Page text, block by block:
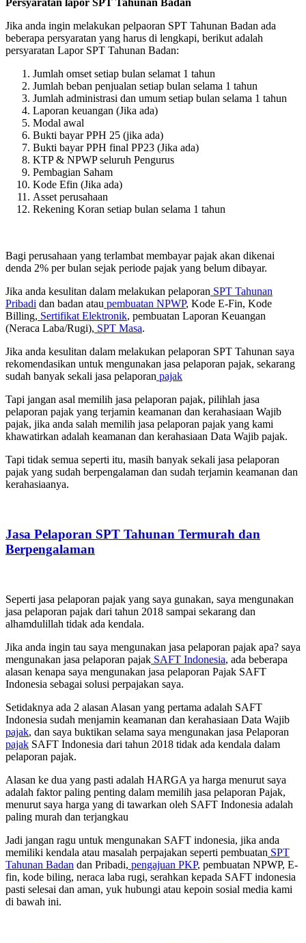
Persyaratan lapor SPT Tahunan Badan
Jika anda ingin melakukan pelpaoran SPT Tahunan Badan ada
beberapa persyaratan yang harus di lengkapi, berikut adalah
persyaratan Lapor SPT Tahunan Badan:
Jumlah omset setiap bulan selamat 1 tahun
Jumlah beban penjualan setiap bulan selama 1 tahun
Jumlah administrasi dan umum setiap bulan selama 1 tahun
Laporan keuangan (Jika ada)
Modal awal
Bukti bayar PPH 25 (jika ada)
Bukti bayar PPH final PP23 (Jika ada)
KTP & NPWP seluruh Pengurus
Pembagian Saham
Kode Efin (Jika ada)
Asset perusahaan
Rekening Koran setiap bulan selama 1 tahun
Bagi perusahaan yang terlambat membayar pajak akan dikenai
denda 2% per bulan sejak periode pajak yang belum dibayar.
Jika anda kesulitan dalam melakukan pelaporan SPT Tahunan
Pribadi dan badan atau pembuatan NPWP, Kode E-Fin, Kode
Billing, Sertifikat Elektronik, pembuatan Laporan Keuangan
(Neraca Laba/Rugi), SPT Masa.
Jika anda kesulitan dalam melakukan pelaporan SPT Tahunan saya
rekomendasikan untuk mengunakan jasa pelaporan pajak, sekarang
sudah banyak sekali jasa pelaporan pajak
Tapi jangan asal memilih jasa pelaporan pajak, pilihlah jasa
pelaporan pajak yang terjamin keamanan dan kerahasiaan Wajib
pajak, jika anda salah memilih jasa pelaporan pajak yang kami
khawatirkan adalah keamanan dan kerahasiaan Data Wajib pajak.
Tapi tidak semua seperti itu, masih banyak sekali jasa pelaporan
pajak yang sudah berpengalaman dan sudah terjamin keamanan dan
kerahasiaanya.
Jasa Pelaporan SPT Tahunan Termurah dan
Berpengalaman
Seperti jasa pelaporan pajak yang saya gunakan, saya mengunakan
jasa pelaporan pajak dari tahun 2018 sampai sekarang dan
alhamdulillah tidak ada kendala.
Jika anda ingin tau saya mengunakan jasa pelaporan pajak apa? saya
mengunakan jasa pelaporan pajak SAFT Indonesia, ada beberapa
alasan kenapa saya mengunakan jasa pelaporan Pajak SAFT
Indonesia sebagai solusi perpajakan saya.
Setidaknya ada 2 alasan Alasan yang pertama adalah SAFT
Indonesia sudah menjamin keamanan dan kerahasiaan Data Wajib
pajak, dan saya buktikan selama saya mengunakan jasa Pelaporan
pajak SAFT Indonesia dari tahun 2018 tidak ada kendala dalam
pelaporan pajak.
Alasan ke dua yang pasti adalah HARGA ya harga menurut saya
adalah faktor paling penting dalam memilih jasa pelaporan Pajak,
menurut saya harga yang di tawarkan oleh SAFT Indonesia adalah
paling murah dan terjangkau
Jadi jangan ragu untuk mengunakan SAFT indonesia, jika anda
memiliki kendala atau masalah perpajakan seperti pembuatan SPT
Tahunan Badan dan Pribadi, pengajuan PKP, pembuatan NPWP, E-
fin, kode biling, neraca laba rugi, serahkan kepada SAFT indonesia
pasti selesai dan aman, yuk hubungi atau kepoin sosial media kami
di bawah ini.